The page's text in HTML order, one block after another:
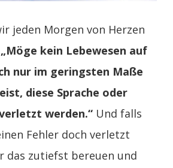
jeden Morgen von Herzen
„Möge kein Lebewesen auf
nur im geringsten Maße
diese Sprache oder
werden.“ Und falls
Fehler doch verletzt
das zutiefst bereuen und